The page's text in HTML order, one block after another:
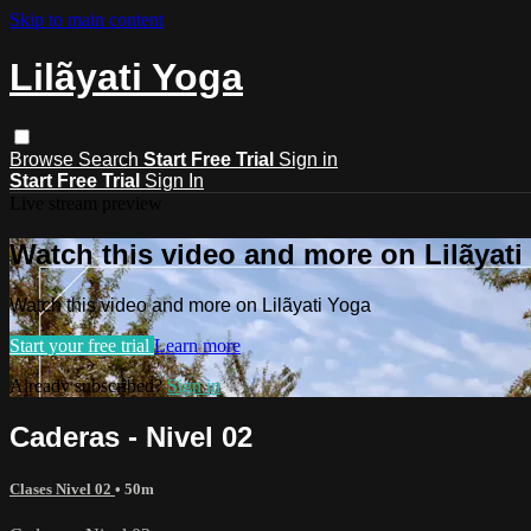
Skip to main content
Lilãyati Yoga
Browse Search Start Free Trial Sign in
Start Free Trial Sign In
Watch this video and more on Lilãyati
Watch this video and more on Lilãyati Yoga
Start your free trial Learn more
Already subscribed?Sign in
Caderas - Nivel 02
Clases Nivel 02 • 50m